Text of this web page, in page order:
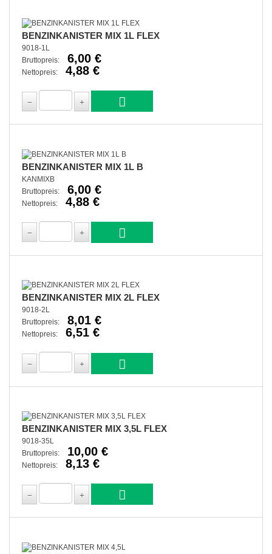
BENZINKANISTER MIX 1L FLEX
9018-1L
Bruttopreis:
6,00 €
Nettopreis: 4,88 €
BENZINKANISTER MIX 1L B
KANMIXB
Bruttopreis:
6,00 €
Nettopreis: 4,88 €
BENZINKANISTER MIX 2L FLEX
9018-2L
Bruttopreis:
8,01 €
Nettopreis: 6,51 €
BENZINKANISTER MIX 3,5L FLEX
9018-35L
Bruttopreis:
10,00 €
Nettopreis: 8,13 €